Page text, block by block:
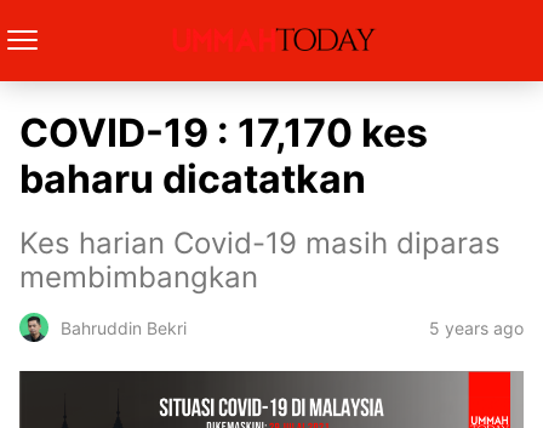
COVID-19 : 17,170 kes
baharu dicatatkan
Kes harian Covid-19 masih diparas
membimbangkan
Bahruddin Bekri 5 years ago